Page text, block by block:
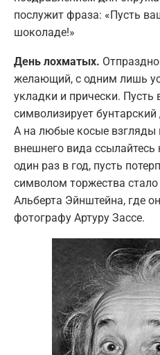
послужит фраза: «Пусть
шоколаде!»
День лохматых.
желающий, с одним лишь
укладки и прически.
символизирует
А на любые косые взгляды
внешнего вида
один раз в год, пусть
символом торжества
Альберта Эйнштейна, где
фотографу Артуру Зассе.